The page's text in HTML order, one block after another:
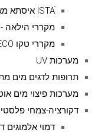
ISTAׁׂ איסתא מאוורים
מקררי הילאה -hailea
מקררי טקו TECO
מערכות UV
תרופות לדגים מים
מערכות פיצוי מים
דקורציה-צמחי
דמוי אלמוגים